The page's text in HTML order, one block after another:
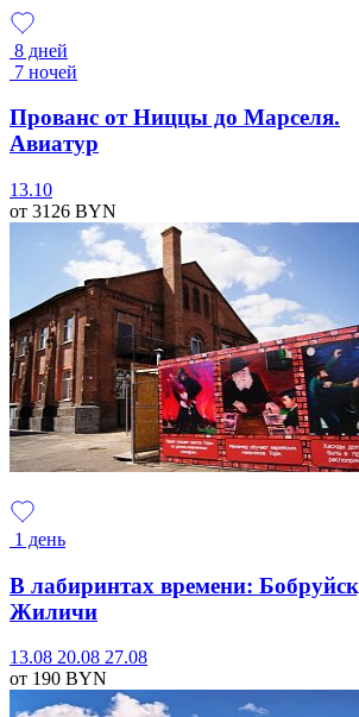
8 дней
7 ночей
Прованс от Ниццы до Марселя.
Авиатур
13.10
от 3126 BYN
1 день
В лабиринтах времени:
Жиличи
13.08 20.08 27.08
от 190 BYN